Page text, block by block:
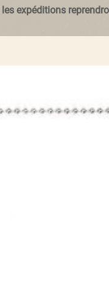
les expéditions